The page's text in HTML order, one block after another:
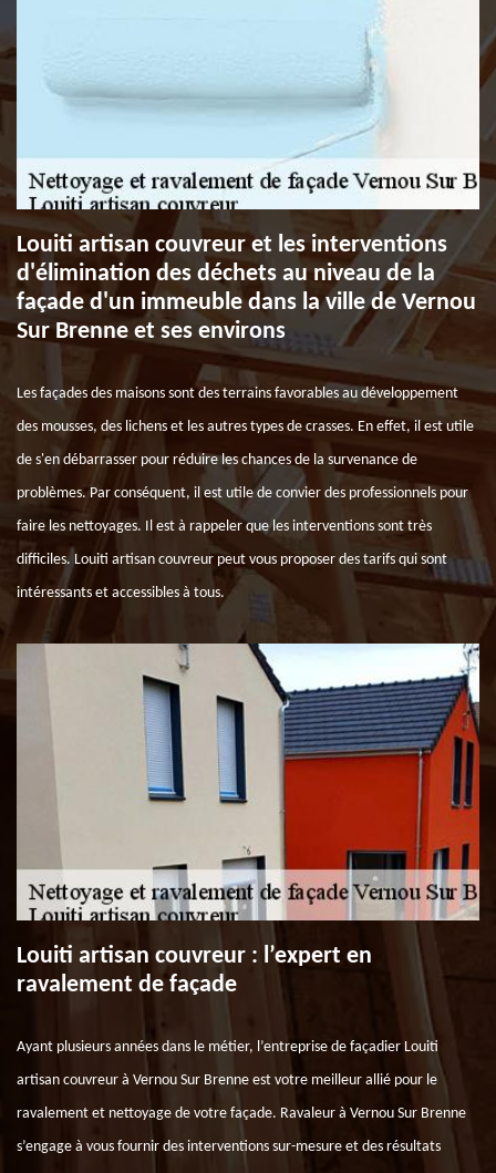
Louiti artisan couvreur et les interventions
d'élimination des déchets au niveau de la
façade d'un immeuble dans la ville de Vernou
Sur Brenne et ses environs
Les façades des maisons sont des terrains favorables au développement
des mousses, des lichens et les autres types de crasses. En effet, il est utile
de s'en débarrasser pour réduire les chances de la survenance de
problèmes. Par conséquent, il est utile de convier des professionnels pour
faire les nettoyages. Il est à rappeler que les interventions sont très
difficiles. Louiti artisan couvreur peut vous proposer des tarifs qui sont
intéressants et accessibles à tous.
Louiti artisan couvreur : l’expert en
ravalement de façade
Ayant plusieurs années dans le métier, l’entreprise de façadier Louiti
artisan couvreur à Vernou Sur Brenne est votre meilleur allié pour le
ravalement et nettoyage de votre façade. Ravaleur à Vernou Sur Brenne
s’engage à vous fournir des interventions sur-mesure et des résultats